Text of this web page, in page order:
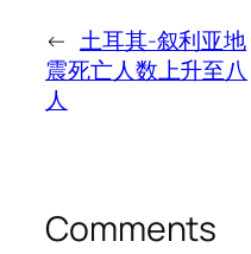
← 土耳其-叙利亚地
震死亡人数上升至八
人
Comments